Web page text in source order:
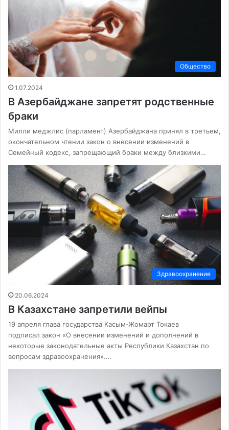
Общество
1.07.2024
В Азербайджане запретят родственные
браки
Милли меджлис (парламент) Азербайджана принял в третьем,
окончательном чтении закон о внесении изменений в
Семейный кодекс, запрещающий браки между близкими…
Здравоохранение
20.06.2024
В Казахстане запретили вейпы
19 апреля глава государства Касым-Жомарт Токаев
подписал закон «О внесении изменений и дополнений в
некоторые законодательные акты Республики Казахстан по
вопросам здравоохранения».…